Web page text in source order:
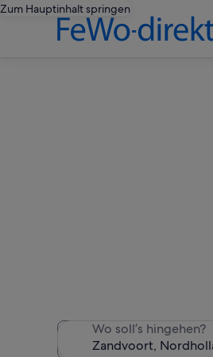
Zum Hauptinhalt springen
Wo soll’s hingehen?